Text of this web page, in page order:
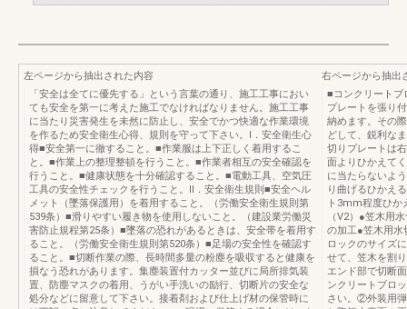
左ページから抽出された内容
「安全は全てに優先する」という言葉の通り、施工工事におい
ても安全を第一に考えた施工でなければなりません。施工工事
に当たり災害発生を未然に防止し、安全でかつ快適な作業環境
を作るため安全衛生心得、規則を守って下さい。Ⅰ．安全衛生心
得■安全第一に徹すること。■作業服は上下正しく着用するこ
と。■作業上の整理整頓を行うこと。■作業者相互の安全確認を
行うこと。■健康状態を十分確認すること。■電動工具、空気圧
工具の安全性チェックを行うこと。Ⅱ．安全衛生規則■安全ヘル
メット（墜落保護用）を着用すること。（労働安全衛生規則第
539条）■滑りやすい履き物を使用しないこと。（建設業労働災
害防止規程第25条）■墜落の恐れがあるときは、安全帯を着用す
ること。（労働安全衛生規則第520条）■足場の安全性を確認す
ること。■切断作業の際、長時間多量の粉塵を吸収すると健康を
損なう恐れがあります。集塵装置付カッター並びに局所排気装
置、防塵マスクの着用、うがい手洗いの励行、切断片の安全な
処分などに留意して下さい。接着剤および仕上げ材の保管時に
右ページから抽出
■コンクリートブ
プレートを張り
納めます。その
どして、鋭利な
切りプレートは
面よりひかえて
に当たらないよ
り曲げるひかえ
ト3mm程度ひか
（V2）●笠木用
の加工●笠木用水
ロックのサイズ
せて、笠木を割
エンド部で切断
ンクリートブロ
さい。②外装用